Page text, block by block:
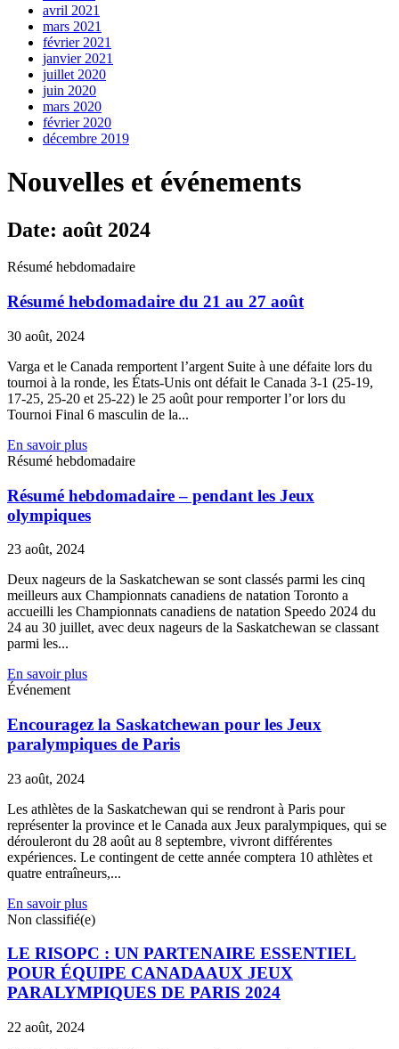
avril 2021
mars 2021
février 2021
janvier 2021
juillet 2020
juin 2020
mars 2020
février 2020
décembre 2019
Nouvelles et événements
Date: août 2024
Résumé hebdomadaire
Résumé hebdomadaire du 21 au 27 août
30 août, 2024
Varga et le Canada remportent l’argent Suite à une défaite lors du
tournoi à la ronde, les États-Unis ont défait le Canada 3-1 (25-19,
17-25, 25-20 et 25-22) le 25 août pour remporter l’or lors du
Tournoi Final 6 masculin de la...
En savoir plus
Résumé hebdomadaire
Résumé hebdomadaire – pendant les Jeux
olympiques
23 août, 2024
Deux nageurs de la Saskatchewan se sont classés parmi les cinq
meilleurs aux Championnats canadiens de natation Toronto a
accueilli les Championnats canadiens de natation Speedo 2024 du
24 au 30 juillet, avec deux nageurs de la Saskatchewan se classant
parmi les...
En savoir plus
Événement
Encouragez la Saskatchewan pour les Jeux
paralympiques de Paris
23 août, 2024
Les athlètes de la Saskatchewan qui se rendront à Paris pour
représenter la province et le Canada aux Jeux paralympiques, qui se
dérouleront du 28 août au 8 septembre, vivront différentes
expériences. Le contingent de cette année comptera 10 athlètes et
quatre entraîneurs,...
En savoir plus
Non classifié(e)
LE RISOPC : UN PARTENAIRE ESSENTIEL
POUR ÉQUIPE CANADAAUX JEUX
PARALYMPIQUES DE PARIS 2024
22 août, 2024